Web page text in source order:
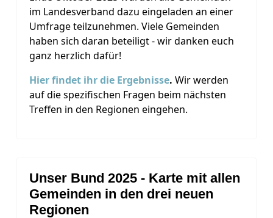
im Landesverband dazu eingeladen an einer
Umfrage teilzunehmen. Viele Gemeinden
haben sich daran beteiligt - wir danken euch
ganz herzlich dafür!
Hier findet ihr die Ergebnisse. Wir werden
auf die spezifischen Fragen beim nächsten
Treffen in den Regionen eingehen.
Unser Bund 2025 - Karte mit allen
Gemeinden in den drei neuen
Regionen